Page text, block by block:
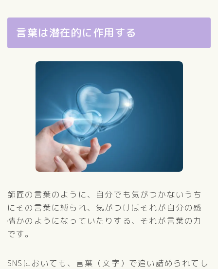
言葉は潜在的に作用する
師匠の言葉のように、自分でも気がつかないうち
にその言葉に縛られ、気がつけばそれが自分の感
情かのようになっていたりする、それが言葉の力
です。
SNSにおいても、言葉（文字）で追い詰められてし